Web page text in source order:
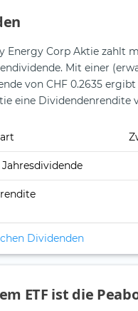
Energy Corp Aktie zahlt
Mit einer
von CHF 0.2635
eine Dividendenrendite
Dividenden
ETF ist die